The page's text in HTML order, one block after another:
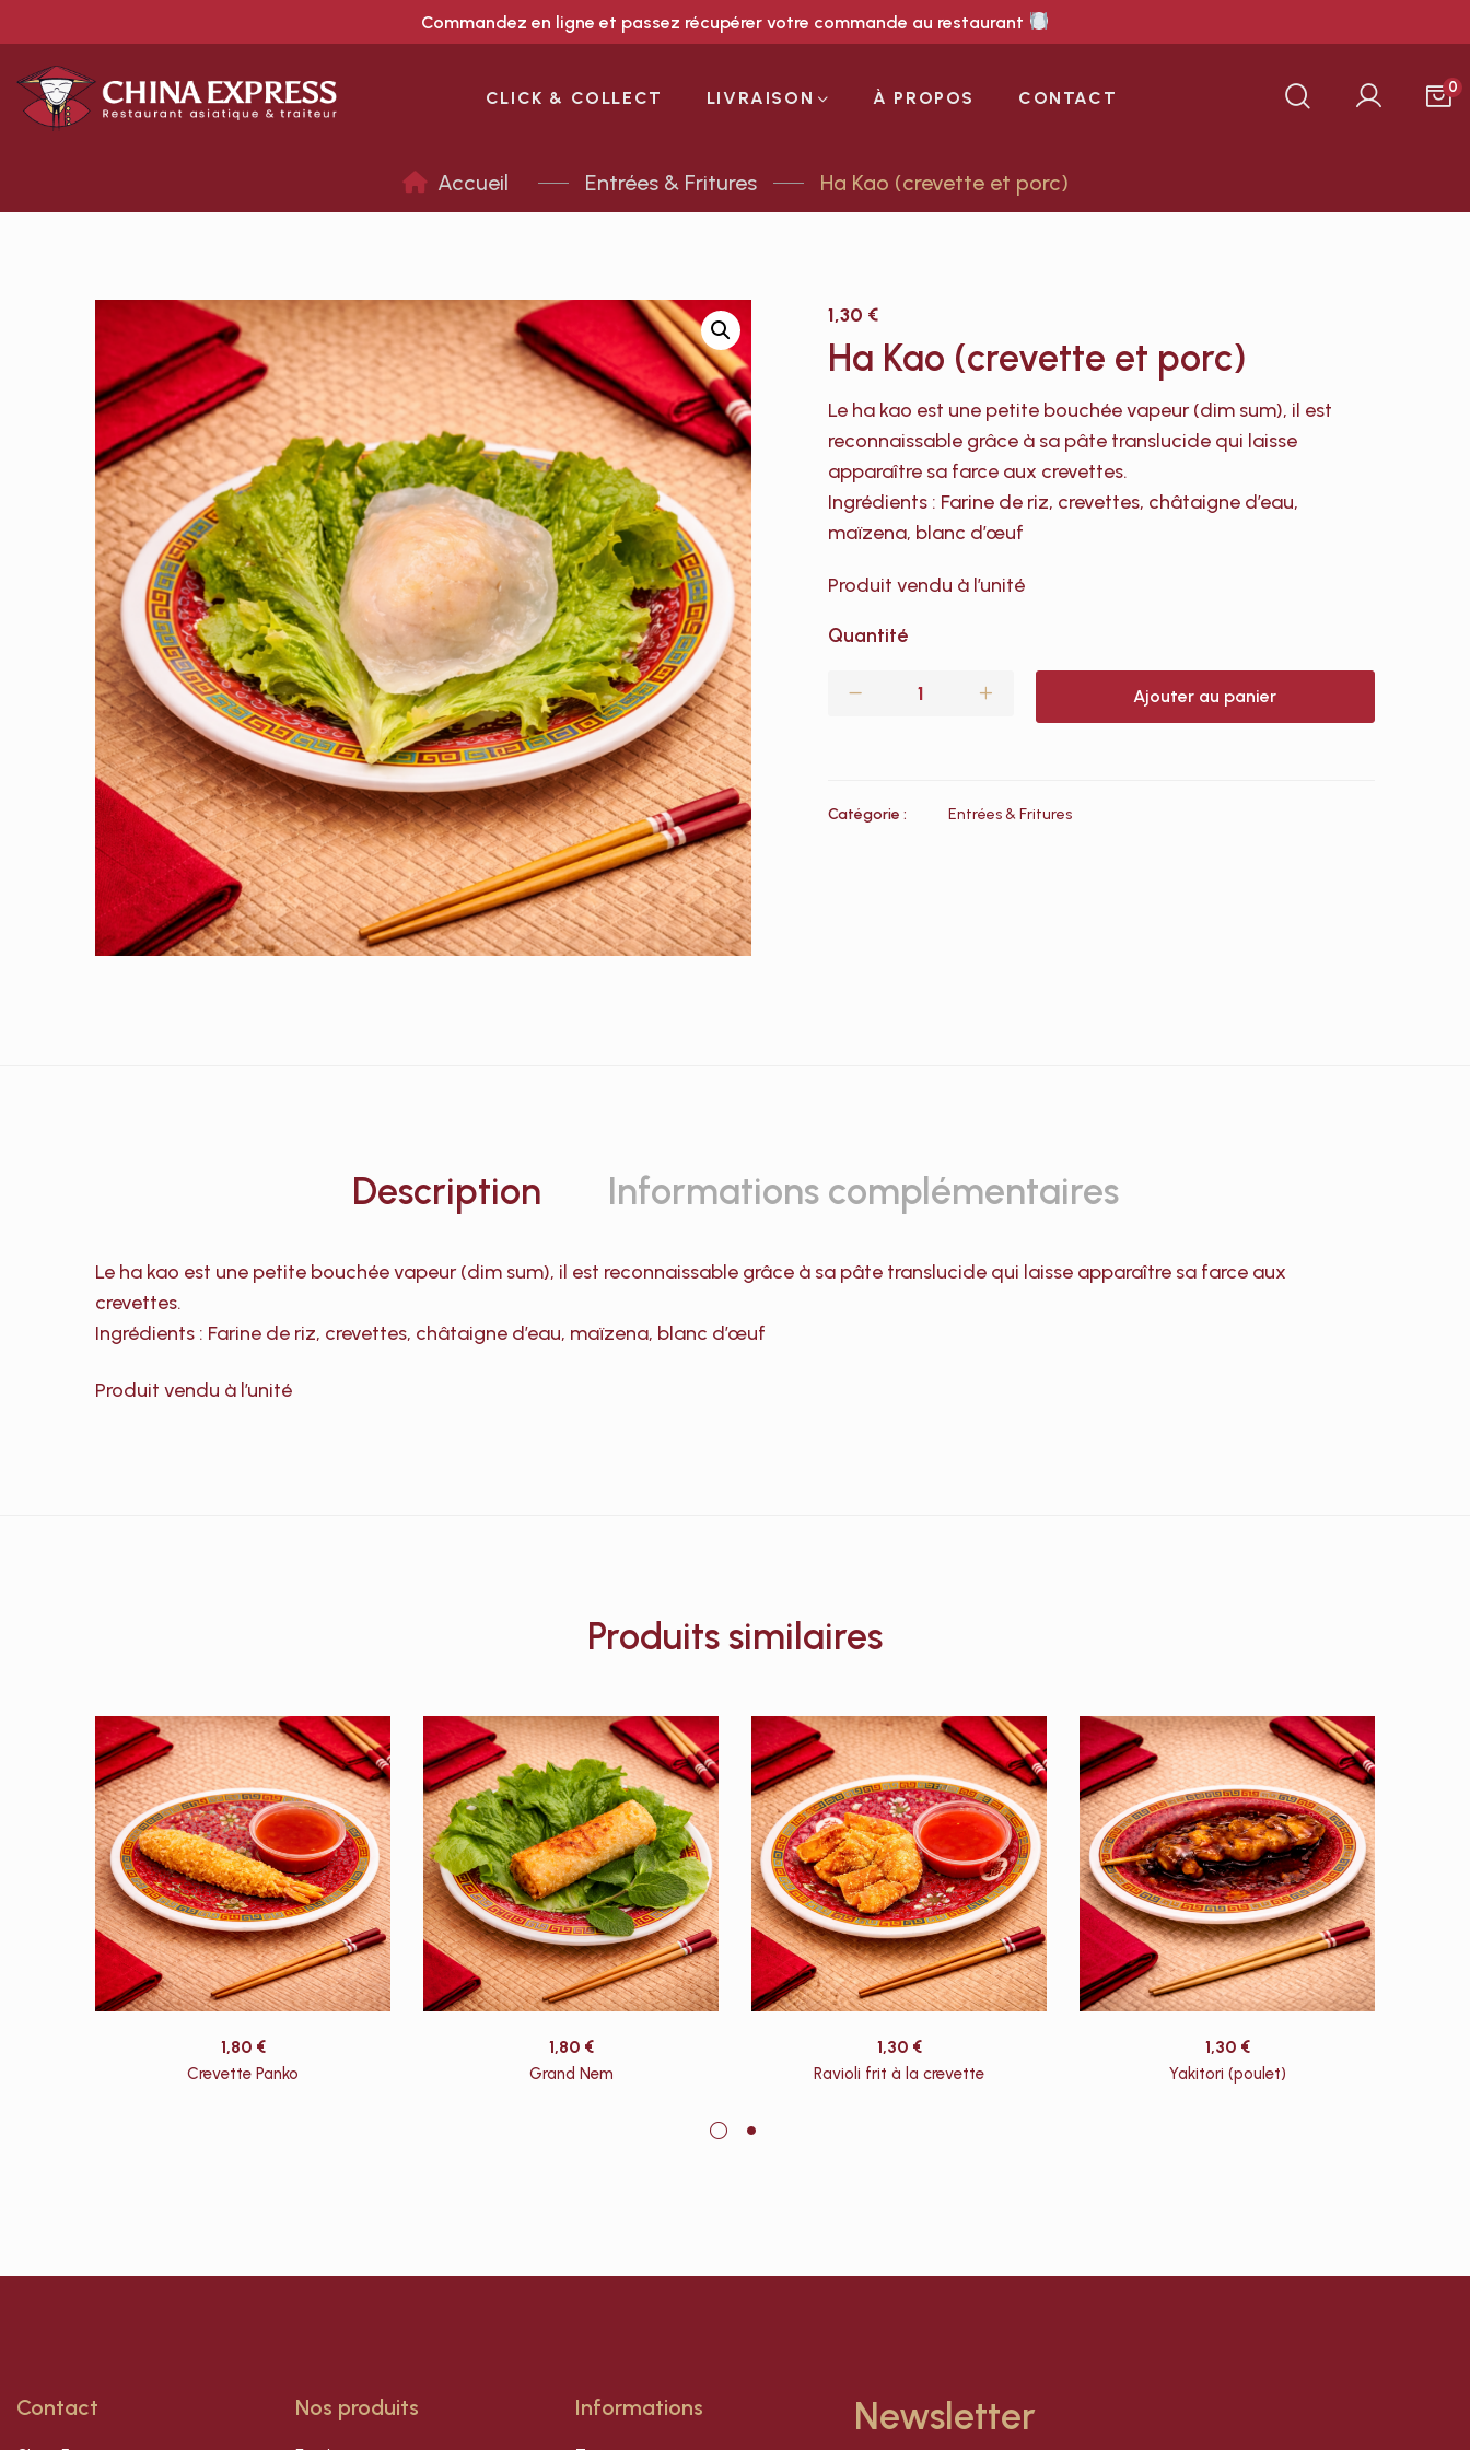
Commandez en ligne et passez récupérer votre commande au restaurant
CLICK & COLLECT LIVRAISON À PROPOS CONTACT
0
Entrées & Fritures Ha Kao (crevette et porc)
1,30 €
Ha Kao (crevette et porc)
Le ha kao est une petite bouchée vapeur (dim sum), il est
reconnaissable grâce à sa pâte translucide qui laisse
apparaître sa farce aux crevettes.
Ingrédients : Farine de riz, crevettes, châtaigne d’eau,
maïzena, blanc d’œuf
Produit vendu à l’unité
Quantité
Ajouter au panier
Catégorie : Entrées & Fritures
Description Informations complémentaires
Le ha kao est une petite bouchée vapeur (dim sum), il est reconnaissable grâce à sa pâte translucide qui laisse apparaître sa farce aux
crevettes.
Ingrédients : Farine de riz, crevettes, châtaigne d’eau, maïzena, blanc d’œuf
Produit vendu à l’unité
Produits similaires
1,80 €
Crevette Panko
1,80 €
Grand Nem
1,30 €
Ravioli frit à la crevette
1,30 €
Yakitori (poulet)
Contact Nos produits Informations Newsletter